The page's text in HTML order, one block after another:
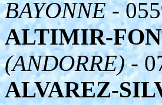
BAYONNE-
ALTIMIR-
(ANDORRE)-
ALVAREZ-